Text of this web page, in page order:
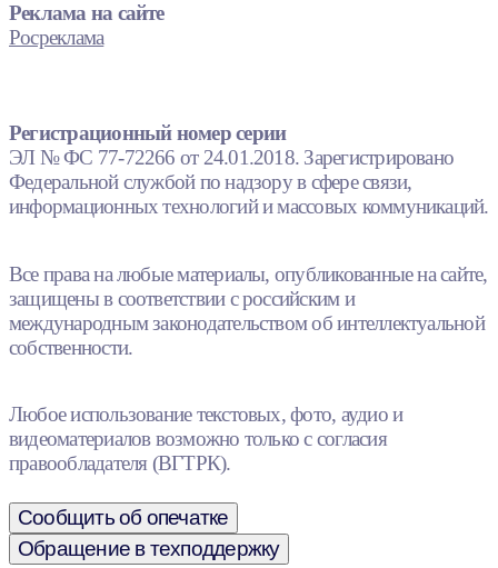
Реклама на сайте
Росреклама
Регистрационный номер серии
ЭЛ № ФС 77-72266 от 24.01.2018. Зарегистрировано
Федеральной службой по надзору в сфере связи,
информационных технологий и массовых коммуникаций.
Все права на любые материалы, опубликованные на сайте,
защищены в соответствии с российским и
международным законодательством об интеллектуальной
собственности.
Любое использование текстовых, фото, аудио и
видеоматериалов возможно только с согласия
правообладателя (ВГТРК).
Сообщить об опечатке
Обращение в техподдержку